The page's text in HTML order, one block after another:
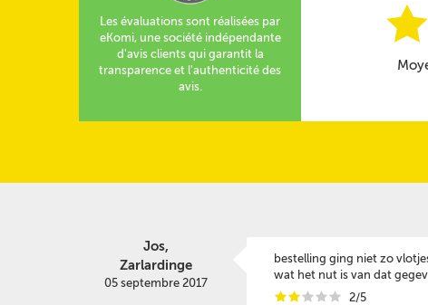
Les évaluations sont réalisées par
eKomi, une société indépendante
d'avis clients qui garantit la
transparence et l'authenticité des
avis.
i
Jos,
Zarlardinge
05 septembre 2017
bestelling ging niet zo
wat het nut is van dat
iiiii 2/5